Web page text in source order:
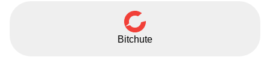
Bitchute